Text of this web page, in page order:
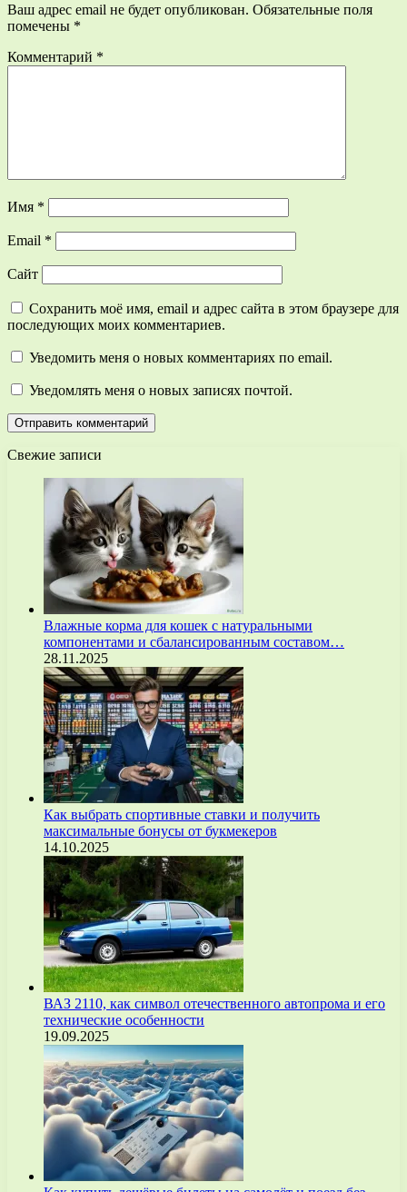
Ваш адрес email не будет опубликован. Обязательные поля
помечены *
Комментарий *
Имя *
Email *
Сайт
Сохранить моё имя, email и адрес сайта в этом браузере для
последующих моих комментариев.
Уведомить меня о новых комментариях по email.
Уведомлять меня о новых записях почтой.
Свежие записи
Влажные корма для кошек с натуральными
компонентами и сбалансированным составом…
28.11.2025
Как выбрать спортивные ставки и получить
максимальные бонусы от букмекеров
14.10.2025
ВАЗ 2110, как символ отечественного автопрома и его
технические особенности
19.09.2025